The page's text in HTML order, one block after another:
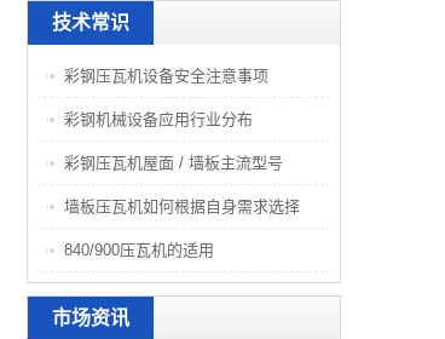
技术常识
彩钢压瓦机设备安全注意事项
彩钢机械设备应用行业分布
彩钢压瓦机屋面 / 墙板主流型号
墙板压瓦机如何根据自身需求选择
840/900压瓦机的适用
市场资讯